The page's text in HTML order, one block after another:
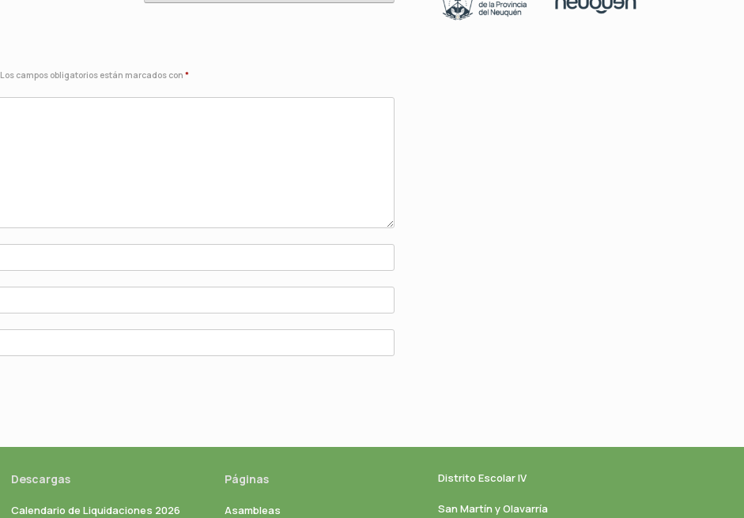
Los campos obligatorios están marcados con *
Descargas
Calendario de Liquidaciones 2026
Páginas
Asambleas
Distrito Escolar IV
San Martín y Olavarría